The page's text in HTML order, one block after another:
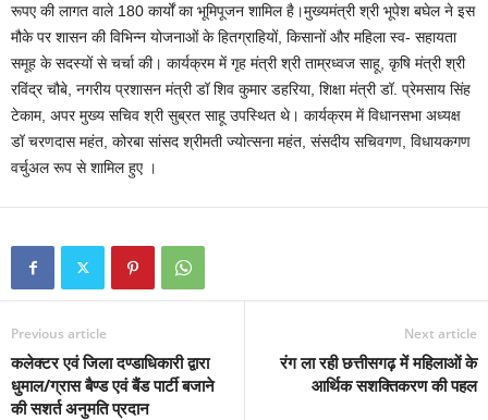
रूपए की लागत वाले 180 कार्यों का भूमिपूजन शामिल है।मुख्यमंत्री श्री भूपेश बघेल ने इस
मौके पर शासन की विभिन्न योजनाओं के हितग्राहियों, किसानों और महिला स्व- सहायता
समूह के सदस्यों से चर्चा की। कार्यक्रम में गृह मंत्री श्री ताम्रध्वज साहू, कृषि मंत्री श्री
रविंद्र चौबे, नगरीय प्रशासन मंत्री डॉ शिव कुमार डहरिया, शिक्षा मंत्री डॉ. प्रेमसाय सिंह
टेकाम, अपर मुख्य सचिव श्री सुब्रत साहू उपस्थित थे। कार्यक्रम में विधानसभा अध्यक्ष
डॉ चरणदास महंत, कोरबा सांसद श्रीमती ज्योत्सना महंत, संसदीय सचिवगण, विधायकगण
वर्चुअल रूप से शामिल हुए ।
Previous article
कलेक्टर एवं जिला दण्डाधिकारी द्वारा
धुमाल/ग्रास बैण्ड एवं बैंड पार्टी बजाने
की सशर्त अनुमति प्रदान
Next article
रंग ला रही छत्तीसगढ़ में महिलाओं के
आर्थिक सशक्तिकरण की पहल